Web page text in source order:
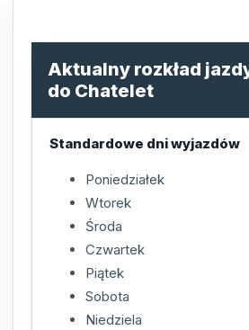
Aktualny rozkład
do Chatelet
Standardowe dni wyjazdów
Poniedziałek
Wtorek
Środa
Czwartek
Piątek
Sobota
Niedziela